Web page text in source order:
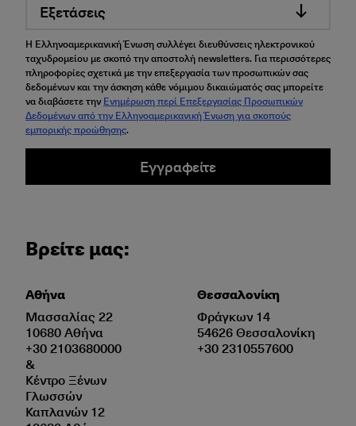
Εξετάσεις
Η Ελληνοαμερικανική Ένωση συλλέγει διευθύνσεις ηλεκτρονικού
ταχυδρομείου με σκοπό την αποστολή newsletters. Για περισσότερες
πληροφορίες σχετικά με την επεξεργασία των προσωπικών σας
δεδομένων και την άσκηση κάθε νόμιμου δικαιώματός σας μπορείτε
να διαβάσετε την Ενημέρωση περί Επεξεργασίας Προσωπικών
Δεδομένων από την Ελληνοαμερικανική Ένωση για σκοπούς
εμπορικής προώθησης.
Εγγραφείτε
Βρείτε μας:
Αθήνα
Μασσαλίας 22
10680 Αθήνα
+30 2103680000
&
Κέντρο Ξένων
Γλωσσών
Καπλανών 12
Θεσσαλονίκη
Φράγκων 14
54626 Θεσσαλονίκη
+30 2310557600